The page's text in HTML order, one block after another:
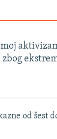
moj
zbog
od šest